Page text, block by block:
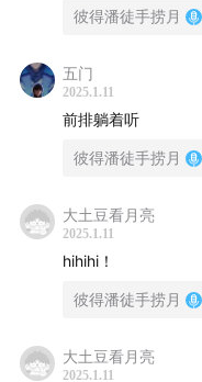
彼得潘徒手捞月
五门
2025.1.11
前排躺着听
彼得潘徒手捞月
大土豆看月亮
2025.1.11
hihihi！
彼得潘徒手捞月
大土豆看月亮
2025.1.11